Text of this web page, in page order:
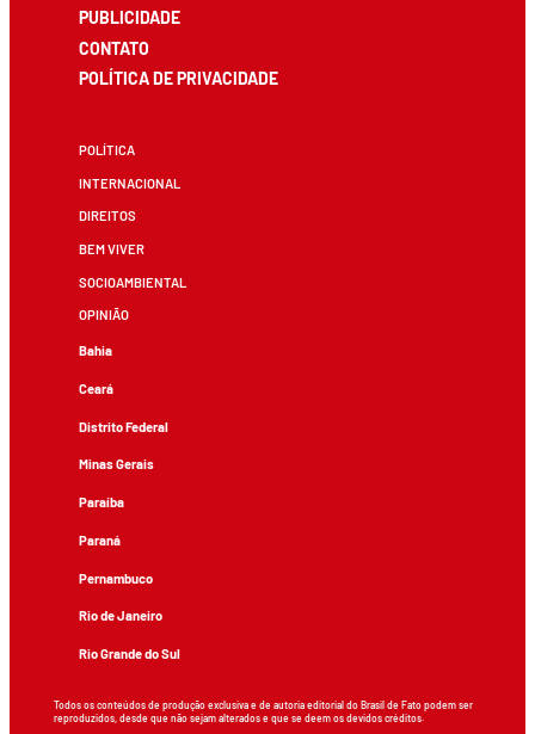
PUBLICIDADE
CONTATO
POLÍTICA DE PRIVACIDADE
POLÍTICA
INTERNACIONAL
DIREITOS
BEM VIVER
SOCIOAMBIENTAL
OPINIÃO
Bahia
Ceará
Distrito Federal
Minas Gerais
Paraíba
Paraná
Pernambuco
Rio de Janeiro
Rio Grande do Sul
Todos os conteúdos de produção exclusiva e de autoria editorial do Brasil de Fato podem ser
reproduzidos, desde que não sejam alterados e que se deem os devidos créditos.